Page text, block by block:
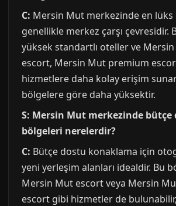
C: Mersin Mut merkezinde en lüks
genellikle merkez çarşı çevresidir.
yüksek standartlı oteller ve
escort, Mersin Mut premium
hizmetlere daha kolay erişim
bölgelere göre daha yüksektir.
S: Mersin Mut merkezinde bütçe
bölgeleri nerelerdir?
C: Bütçe dostu konaklama için
yeni yerleşim alanları idealdir. Bu
Mersin Mut escort veya Mersin
escort gibi hizmetler de